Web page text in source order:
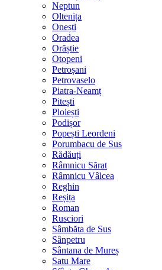
Neptun
Oltenița
Onești
Oradea
Orăștie
Otopeni
Petroșani
Petrovaselo
Piatra-Neamț
Pitești
Ploiești
Podișor
Popești Leordeni
Porumbacu de Sus
Rădăuți
Râmnicu Sărat
Râmnicu Vâlcea
Reghin
Reșița
Roman
Rusciori
Sâmbăta de Sus
Sânpetru
Sântana de Mureș
Satu Mare